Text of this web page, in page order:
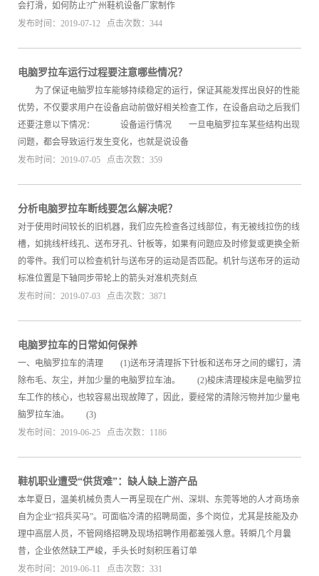
会打滑，如何防止?广州鞋机设备厂家制作
发布时间：2019-07-12 点击次数：344
电脑罗拉车运行过程要注意哪些情况？
为了保证电脑罗拉车能够持续稳定的运行，保证其能发挥出良好的性能
优势，不仅要求用户在设备启动前做好相关检查工作，在设备启动之后我们
还要注意以下情况： 设备运行情况 一旦电脑罗拉车某些结构出现
问题，都会导致运行发生变化，也就是说设备
发布时间：2019-07-05 点击次数：359
分析电脑罗拉车断线要怎么解决呢？
对于使用时间较长的旧机器，我们应先检查各过线部位，有无被线拉伤的线
槽，如挑线杆线孔、送布牙孔、针板等，如果有问题应及时修复或更换全新
的零件。我们可以检查机针与送布牙的运动是否匹配。机针与送布牙的运动
标准位置是下轴同步带轮上的箭头对准机壳刻点
发布时间：2019-07-03 点击次数：3871
电脑罗拉车的日常如何保养
一、电脑罗拉车的清理 (1)送布牙清理拆下针板和送布牙之间的螺钉，清
除布毛、灰尘，并加少量的电脑罗拉车油。 (2)梭床清理梭床是电脑罗拉
车工作的核心，也较容易出现故障了，因此，要经常的清除污物并加少量电
脑罗拉车油。 (3)
发布时间：2019-06-25 点击次数：1186
鞋机职业遭受“供货难”：缺人缺上游产品
本年夏日，温美机械负责人一再呈现在广州、深圳、东莞等地的人才商场亲
自为企业“招兵买马”。可面临冷清的招聘局面，多个岗位，尤其是技能及办
理中高层人员，不管网络招聘及现场招聘作用都差强人意。转瞬几个月曩
昔，企业依然缺工严峻，手头长时刻积压着订单
发布时间：2019-06-11 点击次数：331